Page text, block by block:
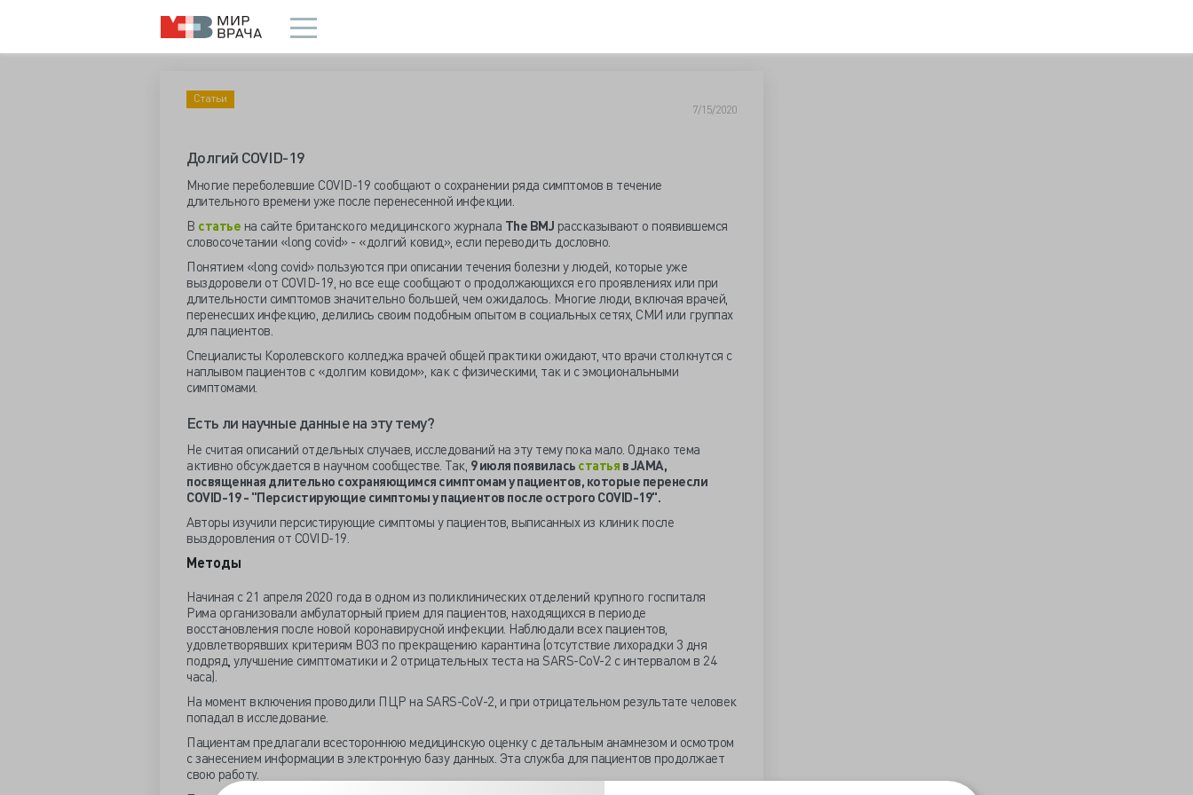
Статьи
7/15/2020
Долгий COVID-19
Многие переболевшие COVID-19 сообщают о сохранении ряда симптомов в течение
длительного времени уже после перенесенной инфекции.
В статье на сайте британского медицинского журнала The BMJ рассказывают о появившемся
словосочетании «long covid» - «долгий ковид», если переводить дословно.
Понятием «long covid» пользуются при описании течения болезни у людей, которые уже
выздоровели от COVID-19, но все еще сообщают о продолжающихся его проявлениях или при
длительности симптомов значительно большей, чем ожидалось. Многие люди, включая врачей,
перенесших инфекцию, делились своим подобным опытом в социальных сетях, СМИ или группах
для пациентов.
Специалисты Королевского колледжа врачей общей практики ожидают, что врачи столкнутся с
наплывом пациентов с «долгим ковидом», как с физическими, так и с эмоциональными
симптомами.
Есть ли научные данные на эту тему?
Не считая описаний отдельных случаев, исследований на эту тему пока мало. Однако тема
активно обсуждается в научном сообществе. Так, 9 июля появилась статья вJAMA,
посвященная длительно сохраняющимся симптомам у пациентов, которые перенесли
COVID-19 - "Персистирующие симптомы у пациентов после острого COVID-19".
Авторы изучили персистирующие симптомы у пациентов, выписанных из клиник после
выздоровления от COVID-19.
Методы
Начиная с 21 апреля 2020 года в одном из поликлинических отделений крупного госпиталя
Рима организовали амбулаторный прием для пациентов, находящихся в периоде
восстановления после новой коронавирусной инфекции. Наблюдали всех пациентов,
удовлетворявших критериям ВОЗ по прекращению карантина (отсутствие лихорадки 3 дня
подряд, улучшение симптоматики и 2 отрицательных теста на SARS-CoV-2 с интервалом в 24
часа).
На момент включения проводили ПЦР на SARS-CoV-2, и при отрицательном результате человек
попадал в исследование.
Пациентам предлагали всестороннюю медицинскую оценку с детальным анамнезом и осмотром
с занесением информации в электронную базу данных. Эта служба для пациентов продолжает
свою работу.